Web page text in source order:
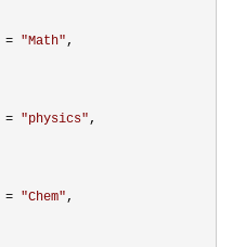
=
"Math"
=
"physics"
=
"Chem"